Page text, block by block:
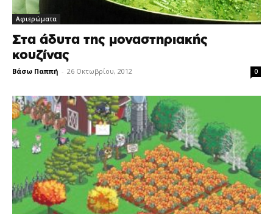
Αφιερώματα
Στα άδυτα της μοναστηριακής
κουζίνας
Βάσω Παππή - 26 Οκτωβρίου, 2012 0